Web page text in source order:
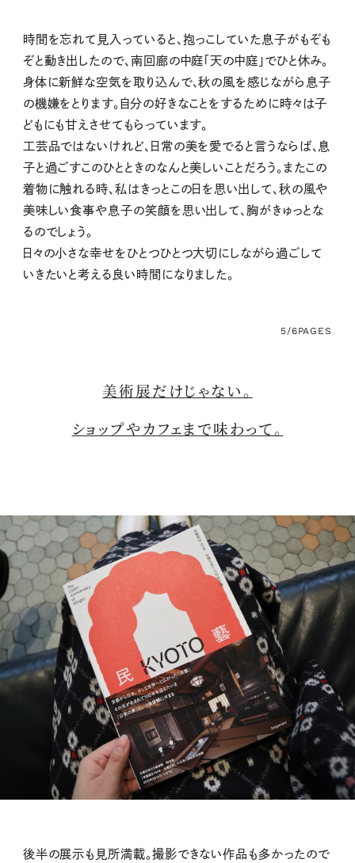
時間を忘れて見入っていると、抱っこしていた息子がもぞも
ぞと動き出したので、南回廊の中庭「天の中庭」でひと休み。
身体に新鮮な空気を取り込んで、秋の風を感じながら息子
の機嫌をとります。自分の好きなことをするために時々は子
どもにも甘えさせてもらっています。
工芸品ではないけれど、日常の美を愛でると言うならば、息
子と過ごすこのひとときのなんと美しいことだろう。またこの
着物に触れる時、私はきっとこの日を思い出して、秋の風や
美味しい食事や息子の笑顔を思い出して、胸がきゅっとな
るのでしょう。
日々の小さな幸せをひとつひとつ大切にしながら過ごして
いきたいと考える良い時間になりました。
5/6PAGES
美術展だけじゃない。
ショップやカフェまで味わって。
後半の展示も見所満載。撮影できない作品も多かったので